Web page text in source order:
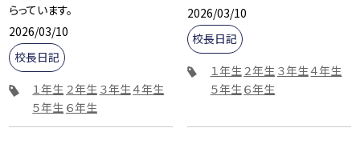
らっています。
2026/03/10
校長日記
１年生 ２年生 ３年生４年生
５年生 ６年生
2026/03/10
校長日記
１年生２年生 ３年生４年生
５年生６年生